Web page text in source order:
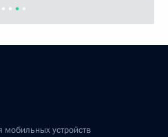
мобильных устройств